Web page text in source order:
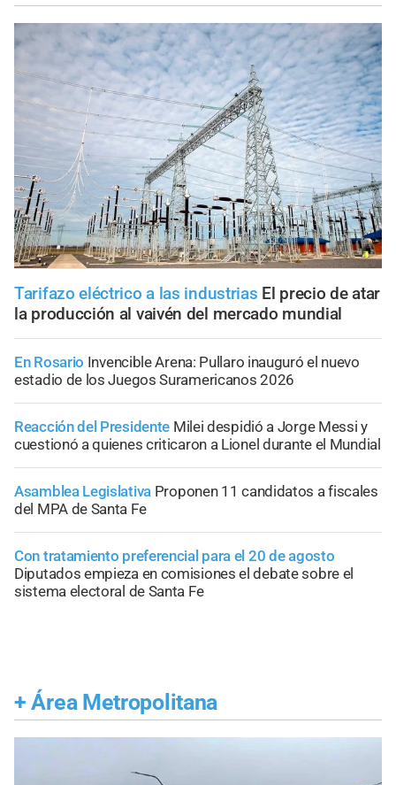
Tarifazo eléctrico a las industrias El precio de atar
la producción al vaivén del mercado mundial
En Rosario Invencible Arena: Pullaro inauguró el nuevo
estadio de los Juegos Suramericanos 2026
Reacción del Presidente Milei despidió a Jorge Messi y
cuestionó a quienes criticaron a Lionel durante el Mundial
Asamblea Legislativa Proponen 11 candidatos a fiscales
del MPA de Santa Fe
Con tratamiento preferencial para el 20 de agosto
Diputados empieza en comisiones el debate sobre el
sistema electoral de Santa Fe
+ Área Metropolitana